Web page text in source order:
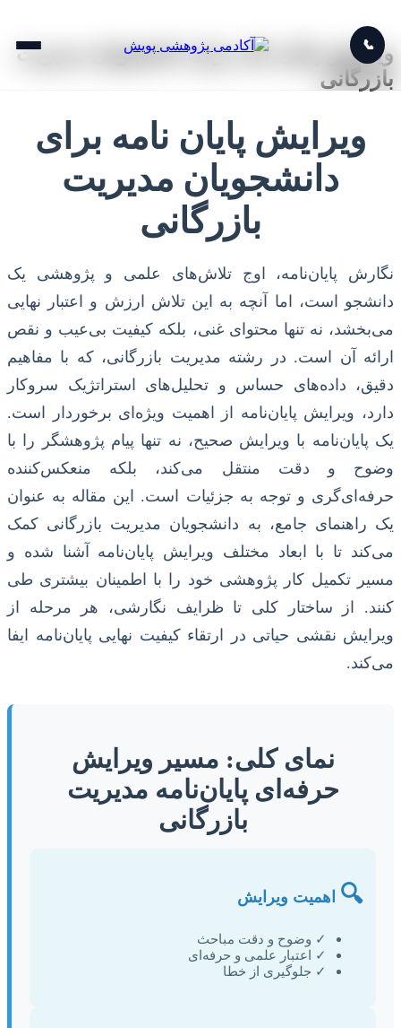
📞
ویرایش پایان نامه برای دانشجویان مدیریت
بازرگانی
ویرایش پایان نامه برای
دانشجویان مدیریت
بازرگانی
نگارش پایان‌نامه، اوج تلاش‌های علمی و پژوهشی یک
دانشجو است، اما آنچه به این تلاش ارزش و اعتبار نهایی
می‌بخشد، نه تنها محتوای غنی، بلکه کیفیت بی‌عیب و نقص
ارائه آن است. در رشته مدیریت بازرگانی، که با مفاهیم
دقیق، داده‌های حساس و تحلیل‌های استراتژیک سروکار
دارد، ویرایش پایان‌نامه از اهمیت ویژه‌ای برخوردار است.
یک پایان‌نامه با ویرایش صحیح، نه تنها پیام پژوهشگر را با
وضوح و دقت منتقل می‌کند، بلکه منعکس‌کننده
حرفه‌ای‌گری و توجه به جزئیات است. این مقاله به عنوان
یک راهنمای جامع، به دانشجویان مدیریت بازرگانی کمک
می‌کند تا با ابعاد مختلف ویرایش پایان‌نامه آشنا شده و
مسیر تکمیل کار پژوهشی خود را با اطمینان بیشتری طی
کنند. از ساختار کلی تا ظرایف نگارشی، هر مرحله از
ویرایش نقشی حیاتی در ارتقاء کیفیت نهایی پایان‌نامه ایفا
می‌کند.
نمای کلی: مسیر ویرایش
حرفه‌ای پایان‌نامه مدیریت
بازرگانی
🔍 اهمیت ویرایش
✓ وضوح و دقت مباحث
✓ اعتبار علمی و حرفه‌ای
✓ جلوگیری از خطا